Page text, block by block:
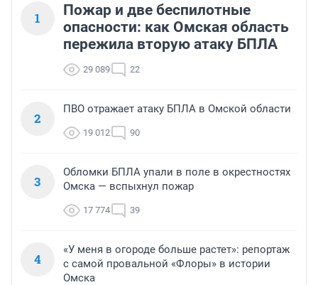
1
Пожар и две беспилотные
опасности: как Омская область
пережила вторую атаку БПЛА
29 089 22
2
ПВО отражает атаку БПЛА в Омской области
19 012 90
3
Обломки БПЛА упали в поле в окрестностях
Омска — вспыхнул пожар
17 774 39
4
«У меня в огороде больше растет»: репортаж
с самой провальной «Флоры» в истории
Омска